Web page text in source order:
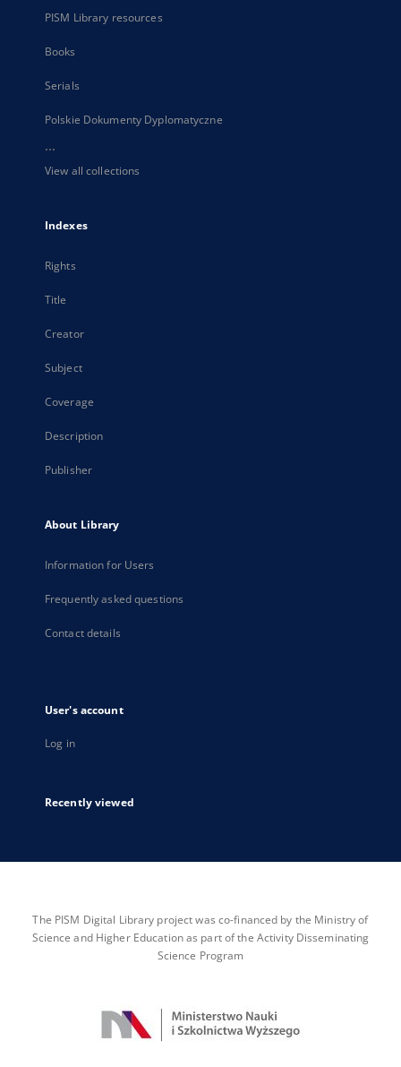
PISM Library resources
Books
Serials
Polskie Dokumenty Dyplomatyczne
...
View all collections
Indexes
Rights
Title
Creator
Subject
Coverage
Description
Publisher
About Library
Information for Users
Frequently asked questions
Contact details
User's account
Log in
Recently viewed
The PISM Digital Library project was co-financed by the Ministry of
Science and Higher Education as part of the Activity Disseminating
Science Program